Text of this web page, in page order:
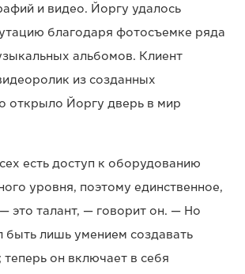
и видео. Йоргу удалось
благодаря фотосъемке ряда
альбомов. Клиент
из созданных
открыло Йоргу дверь в мир
есть доступ к оборудованию
уровня, поэтому единственное,
это талант, — говорит он. — Но
быть лишь умением создавать
он включает в себя